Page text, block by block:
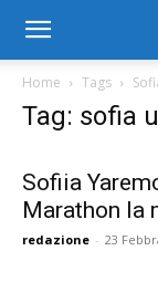
Home Tags
Tag: sofia
Sofiia
Marathon la
redazione - 23